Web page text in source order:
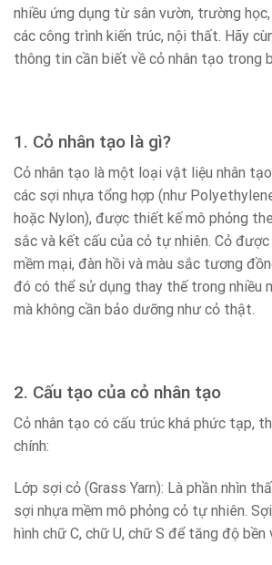
nhiều ứng dụng từ sân vườn, trường
các công trình kiến trúc, nội thất. Hãy
thông tin cần biết về cỏ nhân tạo trong
1. Cỏ nhân tạo là gì?
Cỏ nhân tạo là một loại vật liệu nhân
các sợi nhựa tổng hợp (như
hoặc Nylon), được thiết kế mô phỏng
sắc và kết cấu của cỏ tự nhiên. Cỏ
mềm mại, đàn hồi và màu sắc tương
đó có thể sử dụng thay thế trong nhiều
mà không cần bảo dưỡng như cỏ thật.
2. Cấu tạo của cỏ nhân tạo
Cỏ nhân tạo có cấu trúc khá phức tạp,
chính:
Lớp sợi cỏ (Grass Yarn): Là phần nhìn
sợi nhựa mềm mô phỏng cỏ tự nhiên.
hình chữ C, chữ U, chữ S để tăng độ bền